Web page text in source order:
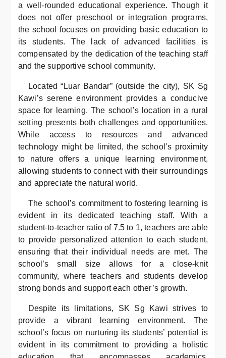
a well-rounded educational experience. Though it
does not offer preschool or integration programs,
the school focuses on providing basic education to
its students. The lack of advanced facilities is
compensated by the dedication of the teaching staff
and the supportive school community.
Located “Luar Bandar” (outside the city), SK Sg
Kawi’s serene environment provides a conducive
space for learning. The school’s location in a rural
setting presents both challenges and opportunities.
While access to resources and advanced
technology might be limited, the school’s proximity
to nature offers a unique learning environment,
allowing students to connect with their surroundings
and appreciate the natural world.
The school’s commitment to fostering learning is
evident in its dedicated teaching staff. With a
student-to-teacher ratio of 7.5 to 1, teachers are able
to provide personalized attention to each student,
ensuring that their individual needs are met. The
school’s small size allows for a close-knit
community, where teachers and students develop
strong bonds and support each other’s growth.
Despite its limitations, SK Sg Kawi strives to
provide a vibrant learning environment. The
school’s focus on nurturing its students’ potential is
evident in its commitment to providing a holistic